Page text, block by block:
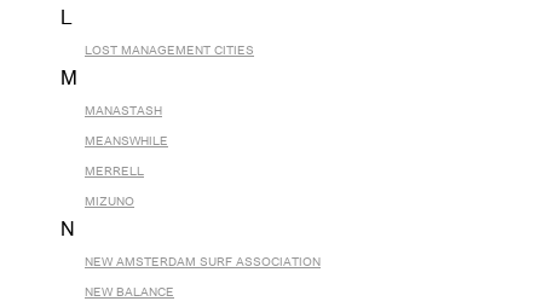
L
LOST MANAGEMENT CITIES
M
MANASTASH
MEANSWHILE
MERRELL
MIZUNO
N
NEW AMSTERDAM SURF ASSOCIATION
NEW BALANCE